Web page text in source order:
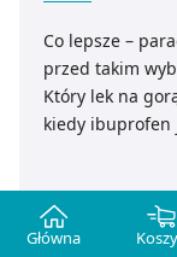
Główna
Co lepsze –
przed takim
Który lek na
kiedy ibuprofen